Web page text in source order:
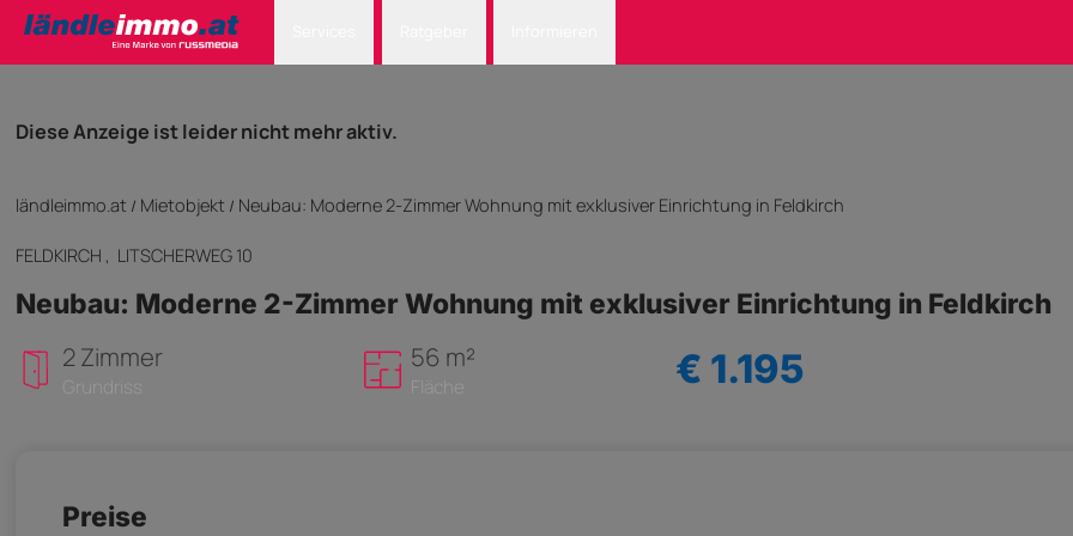
Diese Anzeige ist leider nicht mehr aktiv.
ländleimmo.at / Mietobjekt / Neubau: Moderne 2-Zimmer Wohnung mit exklusiver Einrichtung in Feldkirch
FELDKIRCH , LITSCHERWEG 10
Neubau: Moderne 2-Zimmer Wohnung mit exklusiver Einrichtung in Feldkirch
2 Zimmer
Grundriss
56 m²
Fläche € 1.195
Preise